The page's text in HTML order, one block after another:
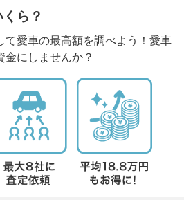
ら？
て愛車の最高額を調べよう！愛車
金にしませんか？